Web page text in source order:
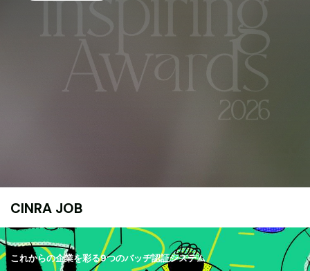
CINRA JOB
これからの企業を彩る9つのバッヂ認証システム